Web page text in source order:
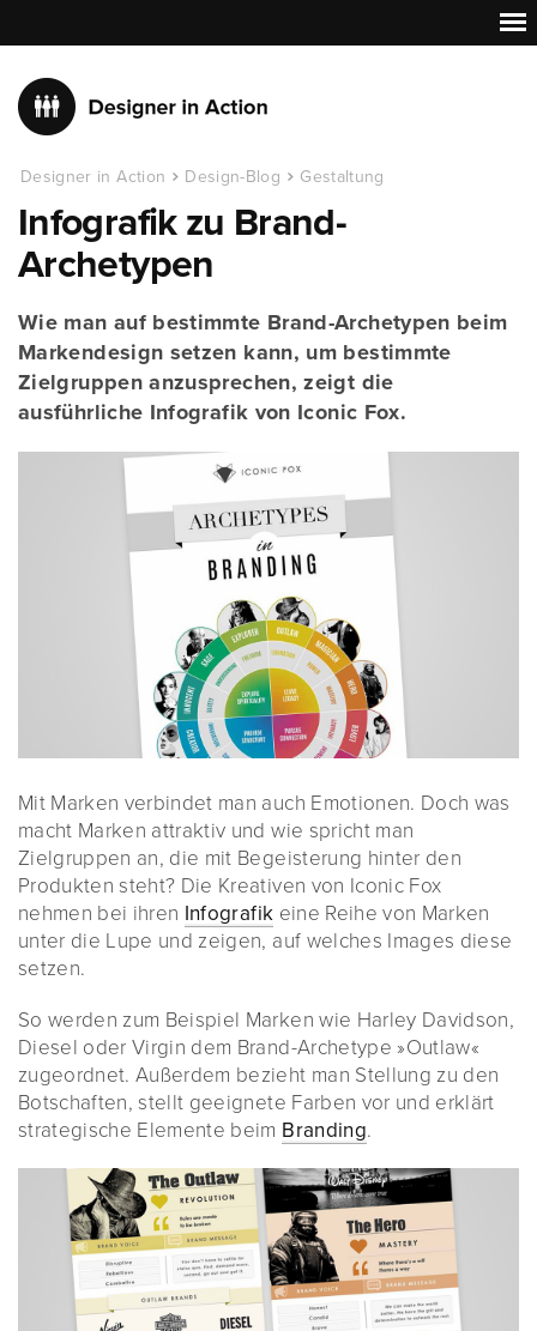
Designer in Action Design-Blog Gestaltung
Infografik zu Brand-
Archetypen
Wie man auf bestimmte Brand-Archetypen beim
Markendesign setzen kann, um bestimmte
Zielgruppen anzusprechen, zeigt die
ausführliche Infografik von Iconic Fox.
Mit Marken verbindet man auch Emotionen. Doch was
macht Marken attraktiv und wie spricht man
Zielgruppen an, die mit Begeisterung hinter den
Produkten steht? Die Kreativen von Iconic Fox
nehmen bei ihren Infografik eine Reihe von Marken
unter die Lupe und zeigen, auf welches Images diese
setzen.
So werden zum Beispiel Marken wie Harley Davidson,
Diesel oder Virgin dem Brand-Archetype »Outlaw«
zugeordnet. Außerdem bezieht man Stellung zu den
Botschaften, stellt geeignete Farben vor und erklärt
strategische Elemente beim Branding.